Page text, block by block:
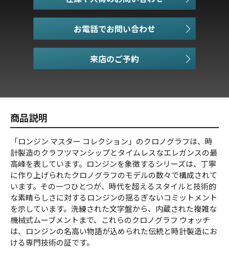
お電話でお問い合わせ
商品説明
「ロンジン マスター コレクション」のクロノグラフは、時
計製造のクラフツマンシップとタイムレスなエレガンスの最
高峰を表しています。ロンジンを象徴するシリーズは、丁寧
に作り上げられたクロノグラフのモデルの数々で構成されて
います。その一つひとつが、時代を超えるスタイルと技術的
な素晴らしさに対するロンジンの揺るぎないコミットメント
を示しています。洗練された文字盤から、内蔵された複雑な
機械式ムーブメントまで、これらのクロノグラフ ウォッチ
は、ロンジンの名高い物語が込められた伝統と時計製造にお
ける専門技術の証です。